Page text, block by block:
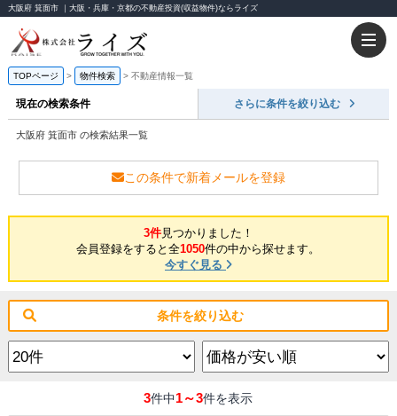
大阪府 箕面市 ｜大阪・兵庫・京都の不動産投資(収益物件)ならライズ
TOPページ 物件検索 不動産情報一覧
現在の検索条件 さらに条件を絞り込む
大阪府 箕面市 の検索結果一覧
この条件で新着メールを登録
3件見つかりました！
会員登録をすると全1050件の中から探せます。
今すぐ見る
条件を絞り込む
3件中1～3件を表示